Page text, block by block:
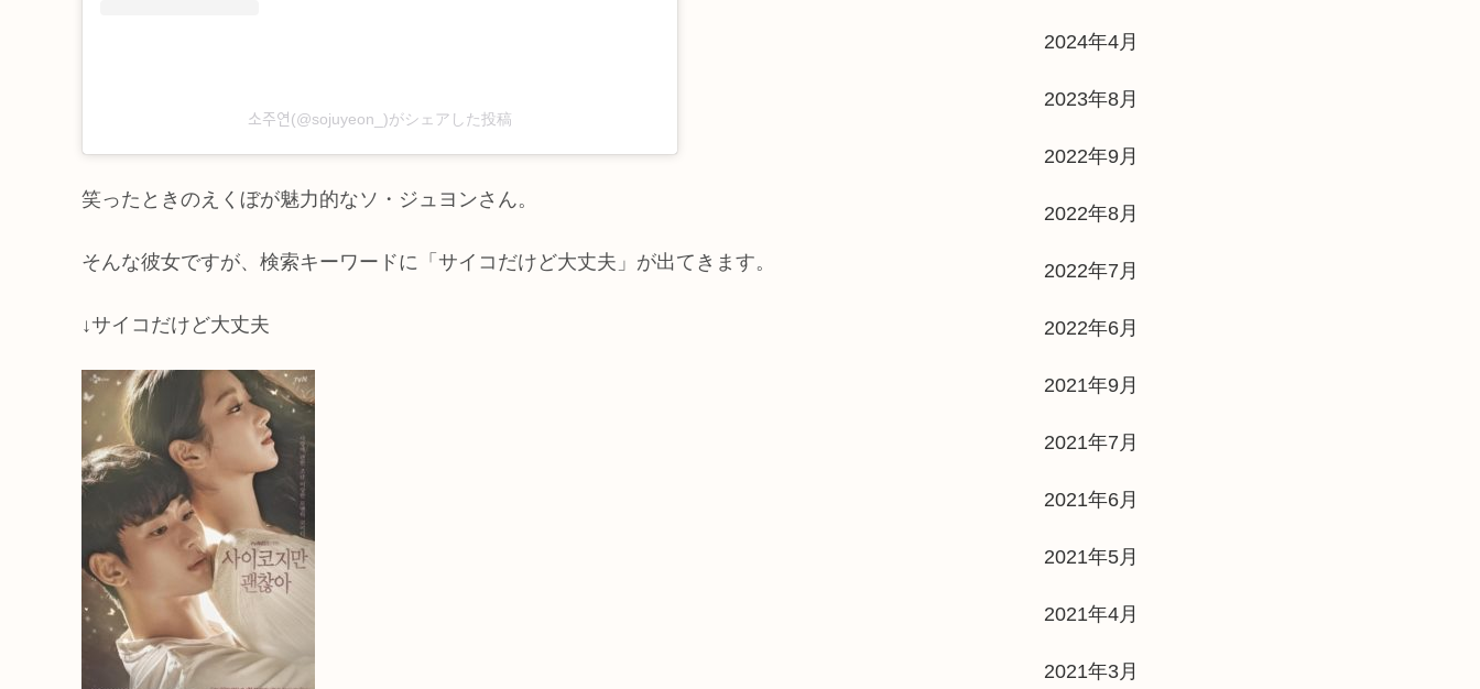
소주연(@sojuyeon_)がシェアした投稿
笑ったときのえくぼが魅力的なソ・ジュヨンさん。
そんな彼女ですが、検索キーワードに「サイコだけど大丈夫」が出てきます。
↓サイコだけど大丈夫
2024年4月
2023年8月
2022年9月
2022年8月
2022年7月
2022年6月
2021年9月
2021年7月
2021年6月
2021年5月
2021年4月
2021年3月